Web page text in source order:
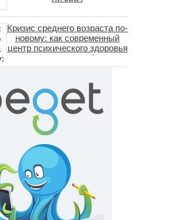
Кризис среднего возраста по-
новому: как современный
центр психического здоровья
помогает пересобрать
личность без таблеток